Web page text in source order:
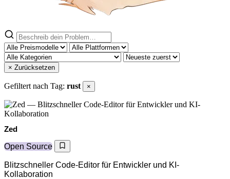
× Zurücksetzen
Gefiltert nach Tag: rust ×
Zed
Open Source
Blitzschneller Code-Editor für Entwickler und KI-
Kollaboration